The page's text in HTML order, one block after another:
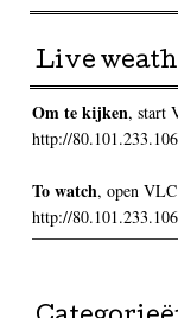
Live
Om te kijken, start
http://
To watch, open
http://